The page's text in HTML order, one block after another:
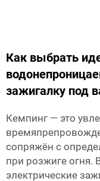
Как выбрать
зажигалку под
Кемпинг — это
сопряжён с
при розжиге
электрические